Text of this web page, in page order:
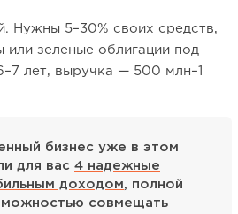
Нужны 5–30% своих средств,
или зеленые облигации под
лет, выручка — 500 млн–1
бизнес уже в этом
для вас 4 надежные
доходом, полной
совмещать